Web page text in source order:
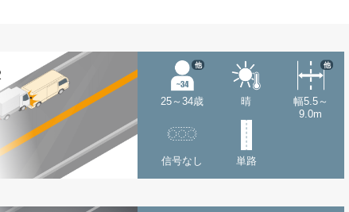
25～34歳
他
晴
幅5.5～
9.0m
他
信号なし 単路